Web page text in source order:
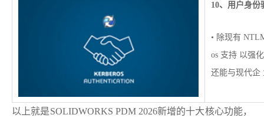
10、用户身
• 除现有
os 支持 以强
还能与现代企
以上就是SOLIDWORKS PDM 2026新增的十大核心功能，